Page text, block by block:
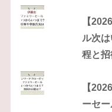
【
ル次
程と招
【
ーセ